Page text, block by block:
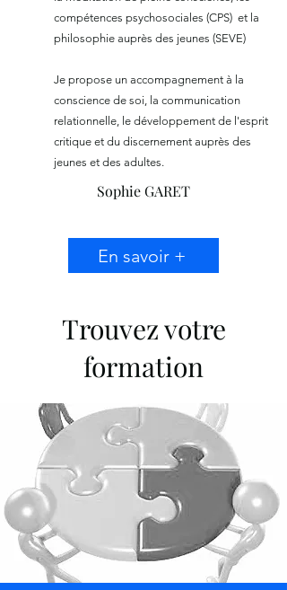
compétences psychosociales (CPS) et la
philosophie auprès des jeunes (SEVE)
Je propose un accompagnement à la
conscience de soi, la communication
relationnelle, le développement de l'esprit
critique et du discernement auprès des
jeunes et des adultes.
Sophie GARET
En savoir +
Trouvez votre
formation